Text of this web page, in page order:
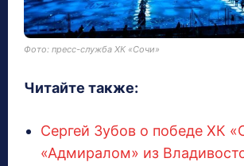
Фото: пресс-служба ХК «Сочи»
Читайте также:
Сергей Зубов о победе ХК
«Адмиралом» из